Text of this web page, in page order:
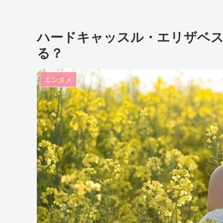
ハードキャッスル・エリザベ
る？
エンタメ